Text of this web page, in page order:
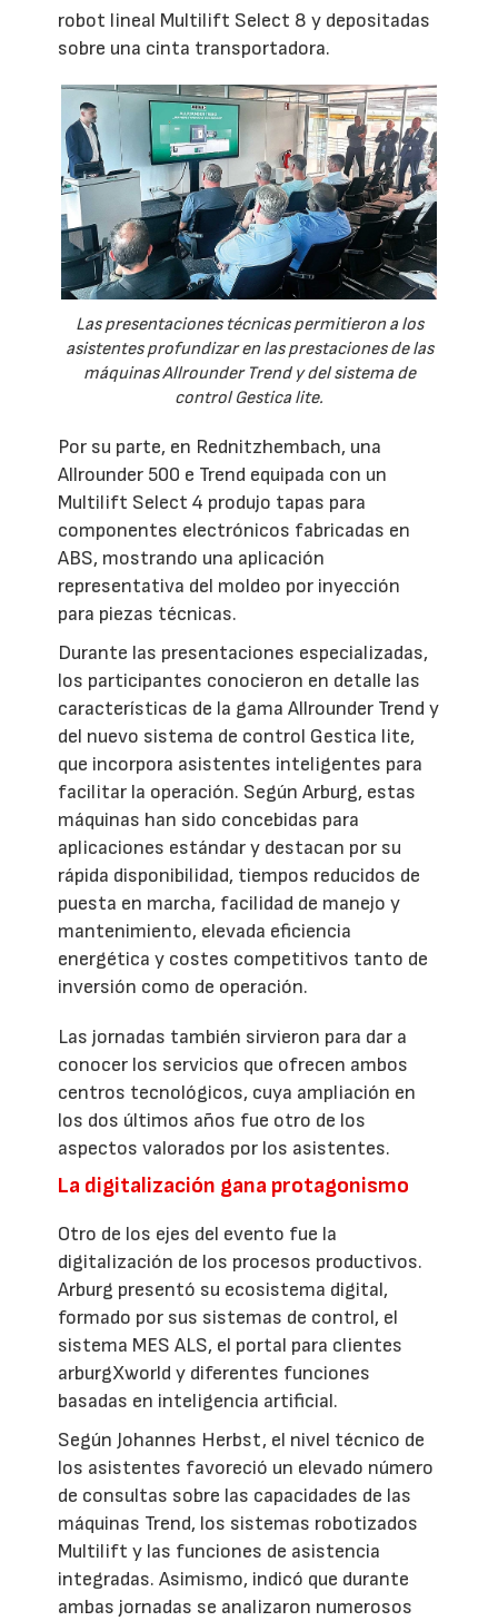
robot lineal Multilift Select 8 y depositadas
sobre una cinta transportadora.
Las presentaciones técnicas permitieron a los
asistentes profundizar en las prestaciones de las
máquinas Allrounder Trend y del sistema de
control Gestica lite.
Por su parte, en Rednitzhembach, una
Allrounder 500 e Trend equipada con un
Multilift Select 4 produjo tapas para
componentes electrónicos fabricadas en
ABS, mostrando una aplicación
representativa del moldeo por inyección
para piezas técnicas.
Durante las presentaciones especializadas,
los participantes conocieron en detalle las
características de la gama Allrounder Trend y
del nuevo sistema de control Gestica lite,
que incorpora asistentes inteligentes para
facilitar la operación. Según Arburg, estas
máquinas han sido concebidas para
aplicaciones estándar y destacan por su
rápida disponibilidad, tiempos reducidos de
puesta en marcha, facilidad de manejo y
mantenimiento, elevada eficiencia
energética y costes competitivos tanto de
inversión como de operación.
Las jornadas también sirvieron para dar a
conocer los servicios que ofrecen ambos
centros tecnológicos, cuya ampliación en
los dos últimos años fue otro de los
aspectos valorados por los asistentes.
La digitalización gana protagonismo
Otro de los ejes del evento fue la
digitalización de los procesos productivos.
Arburg presentó su ecosistema digital,
formado por sus sistemas de control, el
sistema MES ALS, el portal para clientes
arburgXworld y diferentes funciones
basadas en inteligencia artificial.
Según Johannes Herbst, el nivel técnico de
los asistentes favoreció un elevado número
de consultas sobre las capacidades de las
máquinas Trend, los sistemas robotizados
Multilift y las funciones de asistencia
integradas. Asimismo, indicó que durante
ambas jornadas se analizaron numerosos